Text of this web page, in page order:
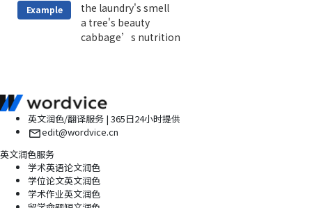
Example
the laundry's smell
a tree's beauty
cabbage’s nutrition
英文润色/翻译服务 | 365日24小时提供
edit@wordvice.cn
英文润色服务
学术英语论文润色
学位论文英文润色
学术作业英文润色